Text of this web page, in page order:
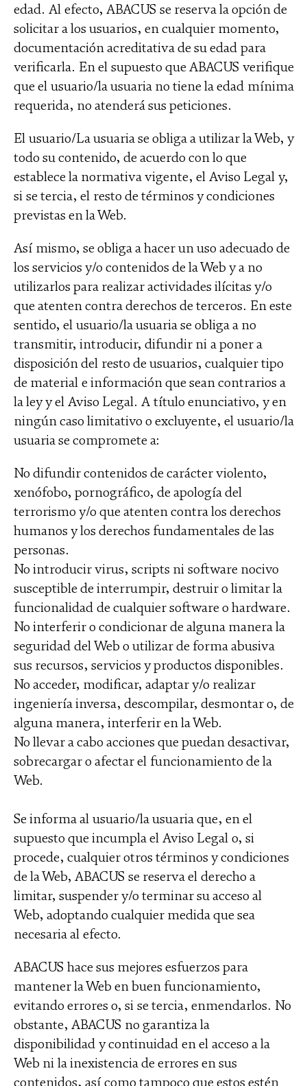
edad. Al efecto, ABACUS se reserva la opción de
solicitar a los usuarios, en cualquier momento,
documentación acreditativa de su edad para
verificarla. En el supuesto que ABACUS verifique
que el usuario/la usuaria no tiene la edad mínima
requerida, no atenderá sus peticiones.
El usuario/La usuaria se obliga a utilizar la Web, y
todo su contenido, de acuerdo con lo que
establece la normativa vigente, el Aviso Legal y,
si se tercia, el resto de términos y condiciones
previstas en la Web.
Así mismo, se obliga a hacer un uso adecuado de
los servicios y/o contenidos de la Web y a no
utilizarlos para realizar actividades ilícitas y/o
que atenten contra derechos de terceros. En este
sentido, el usuario/la usuaria se obliga a no
transmitir, introducir, difundir ni a poner a
disposición del resto de usuarios, cualquier tipo
de material e información que sean contrarios a
la ley y el Aviso Legal. A título enunciativo, y en
ningún caso limitativo o excluyente, el usuario/la
usuaria se compromete a:
No difundir contenidos de carácter violento,
xenófobo, pornográfico, de apología del
terrorismo y/o que atenten contra los derechos
humanos y los derechos fundamentales de las
personas.
No introducir virus, scripts ni software nocivo
susceptible de interrumpir, destruir o limitar la
funcionalidad de cualquier software o hardware.
No interferir o condicionar de alguna manera la
seguridad del Web o utilizar de forma abusiva
sus recursos, servicios y productos disponibles.
No acceder, modificar, adaptar y/o realizar
ingeniería inversa, descompilar, desmontar o, de
alguna manera, interferir en la Web.
No llevar a cabo acciones que puedan desactivar,
sobrecargar o afectar el funcionamiento de la
Web.
Se informa al usuario/la usuaria que, en el
supuesto que incumpla el Aviso Legal o, si
procede, cualquier otros términos y condiciones
de la Web, ABACUS se reserva el derecho a
limitar, suspender y/o terminar su acceso al
Web, adoptando cualquier medida que sea
necesaria al efecto.
ABACUS hace sus mejores esfuerzos para
mantener la Web en buen funcionamiento,
evitando errores o, si se tercia, enmendarlos. No
obstante, ABACUS no garantiza la
disponibilidad y continuidad en el acceso a la
Web ni la inexistencia de errores en sus
contenidos, así como tampoco que estos estén